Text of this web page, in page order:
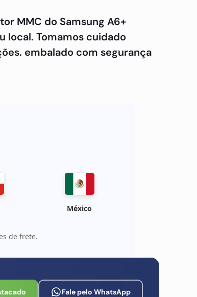
MMC do Samsung A6+
local. Tomamos cuidado
embalado com segurança
México
de frete.
Fale pelo WhatsApp